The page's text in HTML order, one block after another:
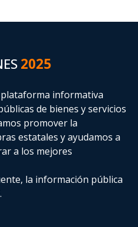
2025
informativa
de bienes y servicios
promover la
estatalesy ayudamos a
a los mejores
la información pública